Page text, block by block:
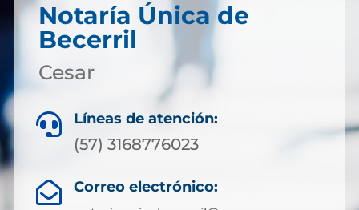
Notaría Única de
Becerril
Cesar
 Líneas de atención:
(57) 3168776023
 Correo electrónico: